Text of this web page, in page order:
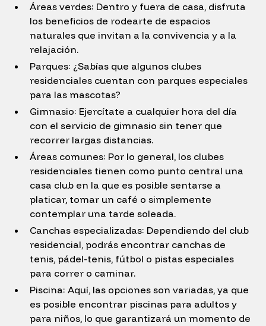
Áreas verdes: Dentro y fuera de casa, disfruta
los beneficios de rodearte de espacios
naturales que invitan a la convivencia y a la
relajación.
Parques: ¿Sabías que algunos clubes
residenciales cuentan con parques especiales
para las mascotas?
Gimnasio: Ejercítate a cualquier hora del día
con el servicio de gimnasio sin tener que
recorrer largas distancias.
Áreas comunes: Por lo general, los clubes
residenciales tienen como punto central una
casa club en la que es posible sentarse a
platicar, tomar un café o simplemente
contemplar una tarde soleada.
Canchas especializadas: Dependiendo del club
residencial, podrás encontrar canchas de
tenis, pádel-tenis, fútbol o pistas especiales
para correr o caminar.
Piscina: Aquí, las opciones son variadas, ya que
es posible encontrar piscinas para adultos y
para niños, lo que garantizará un momento de